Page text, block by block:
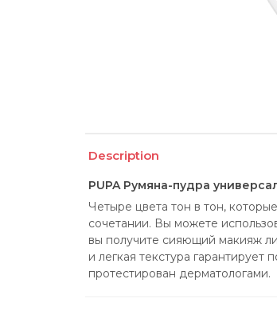
Description
PUPA Румяна-пудра
Четыре цвета тон в тон,
сочетании. Вы можете
вы получите сияющий макияж
и легкая текстура
протестирован